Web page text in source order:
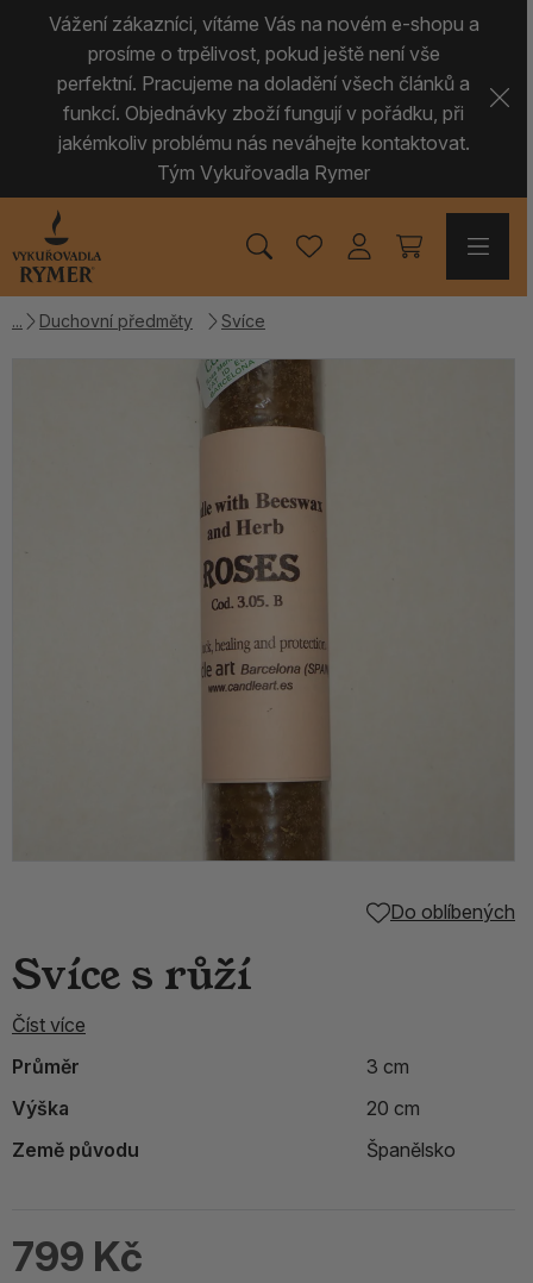
Vážení zákazníci, vítáme Vás na novém e-shopu a
prosíme o trpělivost, pokud ještě není vše
perfektní. Pracujeme na doladění všech článků a
funkcí. Objednávky zboží fungují v pořádku, při
jakémkoliv problému nás neváhejte kontaktovat.
Tým Vykuřovadla Rymer
Duchovní předměty Svíce
Do oblíbených
Svíce s růží
Číst více
Průměr
3 cm
Výška
20 cm
Země původu
Španělsko
799 Kč